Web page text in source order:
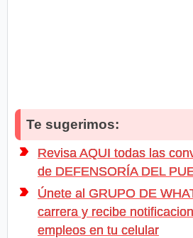
Te sugerimos:
Revisa AQUI todas las
de DEFENSORÍA DEL
Únete al GRUPO DE
carrera y recibe
empleos en tu celular